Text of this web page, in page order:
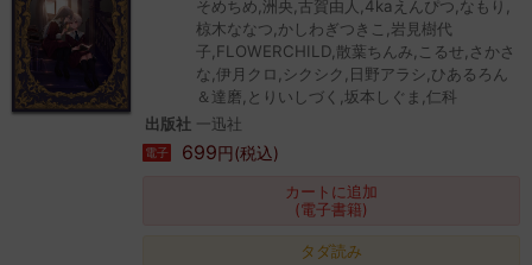
そめちめ,洲央,古賀由人,4kaえんぴつ,なもり,
椋木ななつ,かしわぎつきこ,岩見樹代
子,FLOWERCHILD,散葉ちんみ,こるせ,さかさ
な,伊月クロ,シクシク,日野アラシ,ひあるろん
＆達磨,とりいしづく,坂本しぐま,仁科
出版社
一迅社
電子 699円(税込)
カートに追加
(電子書籍)
タダ読み